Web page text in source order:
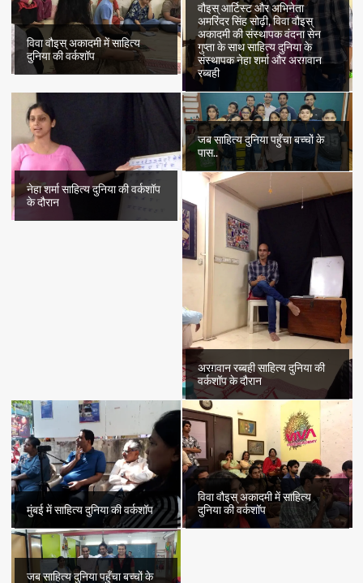
विवा वौइस् अकादमी में साहित्य
दुनिया की वर्कशॉप
वौइस् आर्टिस्ट और अभिनेता
अमरिंदर सिंह सोढ़ी, विवा वौइस्
अकादमी की संस्थापक वंदना सेन
गुप्ता के साथ साहित्य दुनिया के
संस्थापक नेहा शर्मा और अरग़वान
रब्बही
नेहा शर्मा साहित्य दुनिया की वर्कशॉप
के दौरान
जब साहित्य दुनिया पहुँचा बच्चों के
पास..
अरग़वान रब्बही साहित्य दुनिया की
वर्कशॉप के दौरान
मुंबई में साहित्य दुनिया की वर्कशॉप
विवा वौइस् अकादमी में साहित्य
दुनिया की वर्कशॉप
जब साहित्य दुनिया पहुँचा बच्चों के